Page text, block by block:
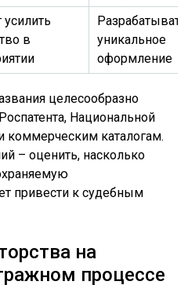
усилить
в
Разрабатывать
уникальное
оформление
целесообразно
Национальной
коммерческим каталогам.
– оценить, насколько
привести к судебным
на
процессе